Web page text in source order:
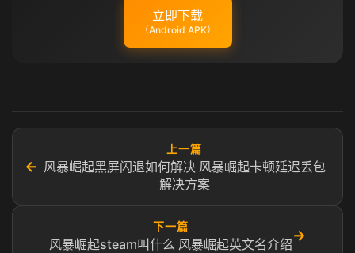
立即下载
（Android APK）
←
上一篇
风暴崛起黑屏闪退如何解决 风暴崛起卡顿延迟丢包
解决方案
下一篇
风暴崛起steam叫什么 风暴崛起英文名介绍
→